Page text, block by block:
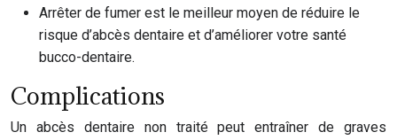
Arrêter de fumer est le meilleur moyen de réduire le
risque d’abcès dentaire et d’améliorer votre santé
bucco-dentaire.
Complications
Un abcès dentaire non traité peut entraîner de graves